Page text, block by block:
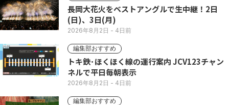
長岡大花火をベストアングルで生中継！2日
(日)、3日(月)
2026年8月2日 - 4日前
編集部おすすめ
トキ鉄･ほくほく線の運行案内 JCV123チャン
ネルで平日毎朝表示
2026年8月2日 - 4日前
編集部おすすめ